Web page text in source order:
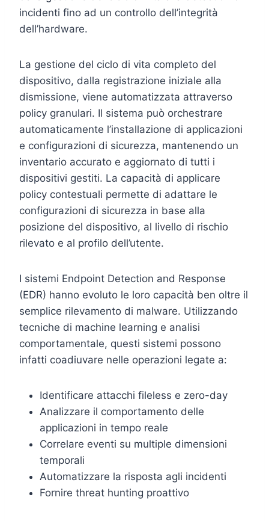
incidenti fino ad un controllo dell’integrità
dell’hardware.
La gestione del ciclo di vita completo del
dispositivo, dalla registrazione iniziale alla
dismissione, viene automatizzata attraverso
policy granulari. Il sistema può orchestrare
automaticamente l’installazione di applicazioni
e configurazioni di sicurezza, mantenendo un
inventario accurato e aggiornato di tutti i
dispositivi gestiti. La capacità di applicare
policy contestuali permette di adattare le
configurazioni di sicurezza in base alla
posizione del dispositivo, al livello di rischio
rilevato e al profilo dell’utente.
I sistemi Endpoint Detection and Response
(EDR) hanno evoluto le loro capacità ben oltre il
semplice rilevamento di malware. Utilizzando
tecniche di machine learning e analisi
comportamentale, questi sistemi possono
infatti coadiuvare nelle operazioni legate a:
Identificare attacchi fileless e zero-day
Analizzare il comportamento delle
applicazioni in tempo reale
Correlare eventi su multiple dimensioni
temporali
Automatizzare la risposta agli incidenti
Fornire threat hunting proattivo